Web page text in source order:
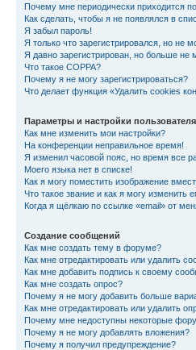
Почему мне периодически приходится
Как сделать, чтобы я не появлялся в
Я забыл пароль!
Я только что зарегистрировался, но не
Я давно зарегистрирован, но больше не
Что такое COPPA?
Почему я не могу зарегистрироваться?
Что делает функция «Удалить cookies
Параметры и настройки пользователя
Как мне изменить мои настройки?
На конференции неправильное время!
Я изменил часовой пояс, но время все
Моего языка нет в списке!
Как я могу поместить изображение
Что такое звание и как я могу изменить
Когда я щёлкаю по ссылке «email» от
Создание сообщений
Как мне создать тему в форуме?
Как мне отредактировать или удалить
Как мне добавить подпись к своему
Как мне создать опрос?
Почему я не могу добавить больше
Как мне отредактировать или удалить
Почему мне недоступны некоторые
Почему я не могу добавлять вложения?
Почему я получил предупреждение?